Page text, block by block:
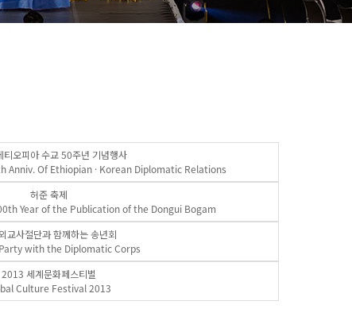
티오피아 수교 50주년 기념행사
Of Ethiopian · Korean Diplomatic Relations
허준 축제
Year of the Publication of the Dongui Bogam
교사절단과 함께하는 송년회
with the Diplomatic Corps
2013 세계문화페스티벌
Culture Festival 2013